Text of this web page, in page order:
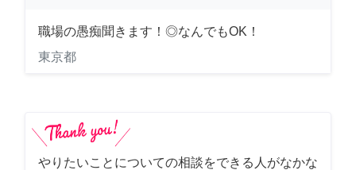
職場の愚痴聞きます！◎なんでもOK！
東京都
やりたいことについての相談をできる人がなかな